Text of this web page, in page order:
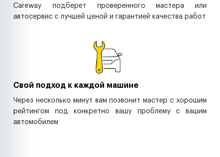
Careway подберет проверенного мастера или
автосервис с лучшей ценой и гарантией качества работ
Свой подход к каждой машине
Через несколько минут вам позвонит мастер с хорошим
рейтингом под конкретно вашу проблему с вашим
автомобилем